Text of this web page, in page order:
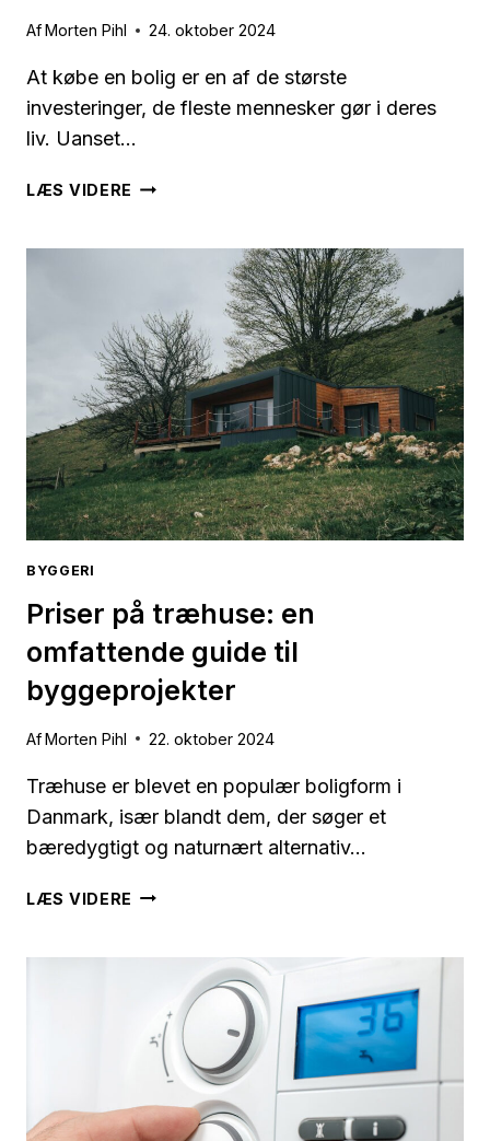
AfMorten Pihl 24. oktober 2024
At købe en bolig er en af de største
investeringer, de fleste mennesker gør i deres
liv. Uanset…
LÆS VIDERE EJERSKIFTEFORSIKRING:
NYINDKØBTE
MOD
UVENTEDE
OVERRASKELSER
BYGGERI
Priser på træhuse: en
omfattende guide til
byggeprojekter
AfMorten Pihl 22. oktober 2024
Træhuse er blevet en populær boligform i
Danmark, især blandt dem, der søger et
bæredygtigt og naturnært alternativ…
LÆS VIDERE PRISER
OMFATTENDE
GUIDE
TIL
BYGGEPROJEKTER